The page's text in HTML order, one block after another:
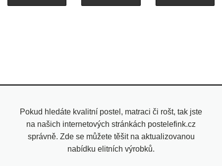
Pokud hledáte kvalitní postel, matraci či rošt, tak jste
na našich internetových stránkách postelefink.cz
správně. Zde se můžete těšit na aktualizovanou
nabídku elitních výrobků.